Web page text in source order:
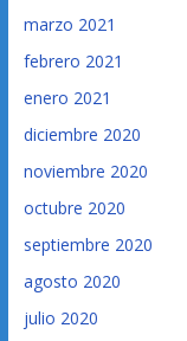
marzo 2021
febrero 2021
enero 2021
diciembre 2020
noviembre 2020
octubre 2020
septiembre 2020
agosto 2020
julio 2020